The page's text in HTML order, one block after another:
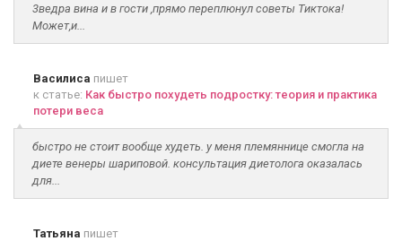
3ведра вина и в гости ,прямо переплюнул советы Тиктока!
Может,и...
Василиса пишет
к статье: Как быстро похудеть подростку: теория и практика
потери веса
быстро не стоит вообще худеть. у меня племяннице смогла на
диете венеры шариповой. консультация диетолога оказалась
для...
Татьяна пишет